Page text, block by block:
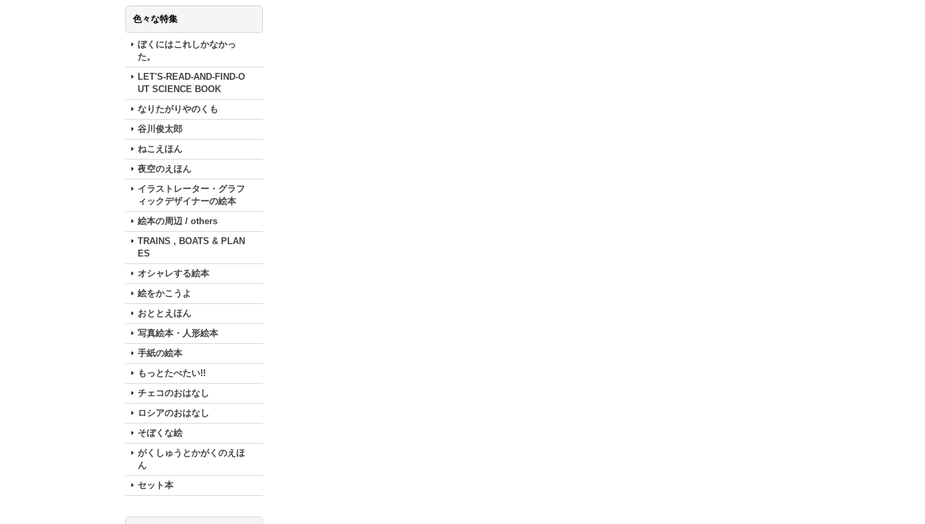
色々な特集
ぼくにはこれしかなかっ
た。
LET'S-READ-AND-FIND-O
UT SCIENCE BOOK
なりたがりやのくも
谷川俊太郎
ねこえほん
夜空のえほん
イラストレーター・グラフ
ィックデザイナーの絵本
絵本の周辺 / others
TRAINS , BOATS & PLAN
ES
オシャレする絵本
絵をかこうよ
おととえほん
写真絵本・人形絵本
手紙の絵本
もっとたべたい!!
チェコのおはなし
ロシアのおはなし
そぼくな絵
がくしゅうとかがくのえほ
ん
セット本